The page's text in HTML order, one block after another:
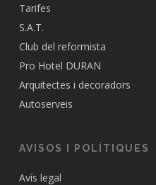
Tarifes
S.A.T.
Club del reformista
Pro Hotel DURAN
Arquitectes i decoradors
Autoserveis
AVISOS I POLÍTIQUES
Avís legal